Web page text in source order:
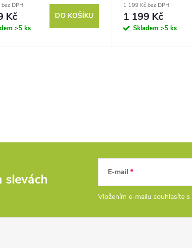
DPH
Kč
>5 ks
DO KOŠÍKU
1 199 Kč bez DPH
1 199 Kč
Skladem >5 ks
slevách E-mail
Vložením e-mailu souhlasíte s